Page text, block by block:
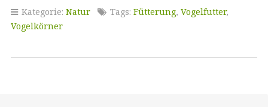
Kategorie: Natur Tags: Fütterung, Vogelfutter,
Vogelkörner